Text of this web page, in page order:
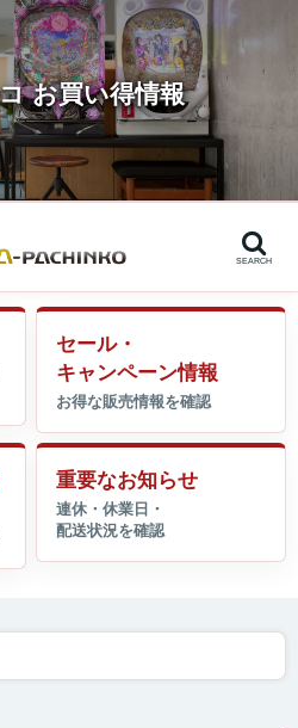
SEARCH
セール・
キャンペーン情報
重要なお知らせ